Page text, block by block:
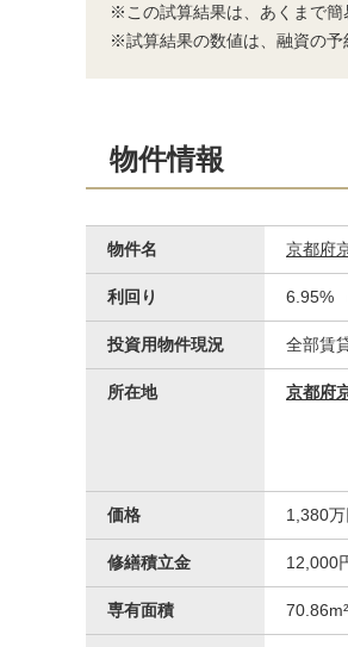
おちあい医院
※この試算結果は、あくまで簡
※試算結果の数値は、融資の予
物件情報
物件名 京都府
利回り 6.95%
投資用物件現況 全部賃
所在地 京都府
価格 1,380万
修繕積立金 12,000
専有面積 70.86m²